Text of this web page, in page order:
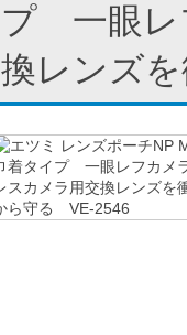
プ 一眼レ
換レンズ